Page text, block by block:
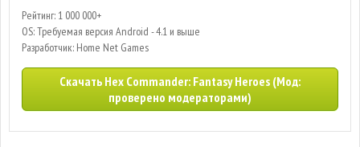
Рейтинг: 1 000 000+
OS: Требуемая версия Android - 4.1 и выше
Разработчик: Home Net Games
Скачать Hex Commander: Fantasy Heroes (Мод:
проверено модераторами)